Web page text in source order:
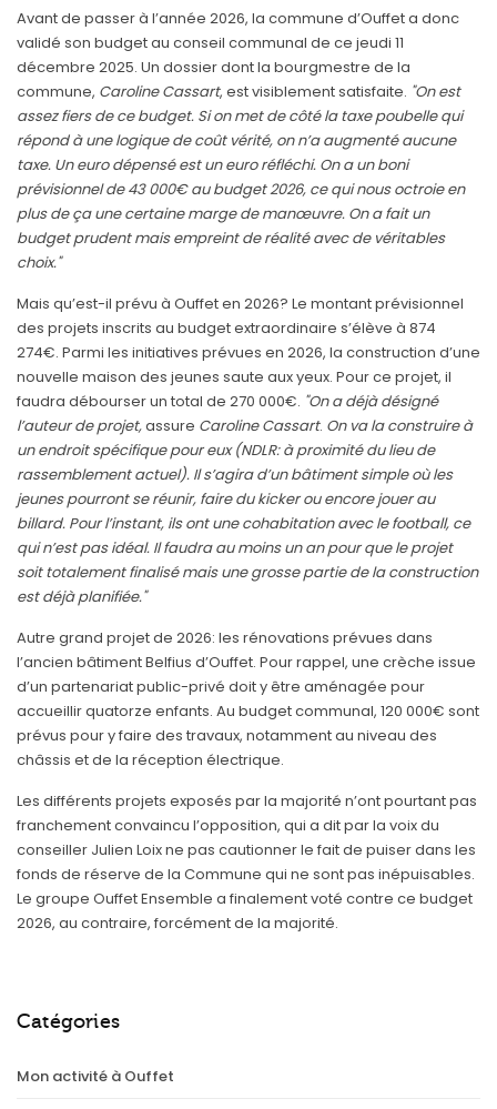
Avant de passer à l’année 2026, la commune d’Ouffet a donc
validé son budget au conseil communal de ce jeudi 11
décembre 2025. Un dossier dont la bourgmestre de la
commune, Caroline Cassart, est visiblement satisfaite. "On est
assez fiers de ce budget. Si on met de côté la taxe poubelle qui
répond à une logique de coût vérité, on n’a augmenté aucune
taxe. Un euro dépensé est un euro réfléchi. On a un boni
prévisionnel de 43 000€ au budget 2026, ce qui nous octroie en
plus de ça une certaine marge de manœuvre. On a fait un
budget prudent mais empreint de réalité avec de véritables
choix."
Mais qu’est-il prévu à Ouffet en 2026? Le montant prévisionnel
des projets inscrits au budget extraordinaire s’élève à 874
274€. Parmi les initiatives prévues en 2026, la construction d’une
nouvelle maison des jeunes saute aux yeux. Pour ce projet, il
faudra débourser un total de 270 000€. "On a déjà désigné
l’auteur de projet,assure Caroline Cassart. On va la construire à
un endroit spécifique pour eux (NDLR: à proximité du lieu de
rassemblement actuel). Il s’agira d’un bâtiment simple où les
jeunes pourront se réunir, faire du kicker ou encore jouer au
billard. Pour l’instant, ils ont une cohabitation avec le football, ce
qui n’est pas idéal. Il faudra au moins un an pour que le projet
soit totalement finalisé mais une grosse partie de la construction
est déjà planifiée."
Autre grand projet de 2026: les rénovations prévues dans
l’ancien bâtiment Belfius d’Ouffet. Pour rappel, une crèche issue
d’un partenariat public-privé doit y être aménagée pour
accueillir quatorze enfants. Au budget communal, 120 000€ sont
prévus pour y faire des travaux, notamment au niveau des
châssis et de la réception électrique.
Les différents projets exposés par la majorité n’ont pourtant pas
franchement convaincu l’opposition, qui a dit par la voix du
conseiller Julien Loix ne pas cautionner le fait de puiser dans les
fonds de réserve de la Commune qui ne sont pas inépuisables.
Le groupe Ouffet Ensemble a finalement voté contre ce budget
2026, au contraire, forcément de la majorité.
Catégories
Mon activité à Ouffet